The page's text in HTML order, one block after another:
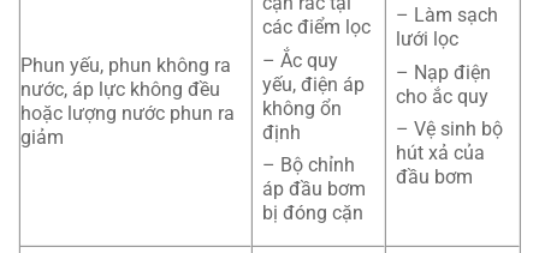
Phun yếu, phun không ra
nước, áp lực không đều
hoặc lượng nước phun ra
giảm
các điểm lọc
– Ắc quy
yếu, điện áp
không ổn
định
– Bộ chỉnh
áp đầu bơm
bị đóng cặn
– Làm sạch
lưới lọc
– Nạp điện
cho ắc quy
– Vệ sinh bộ
hút xả của
đầu bơm